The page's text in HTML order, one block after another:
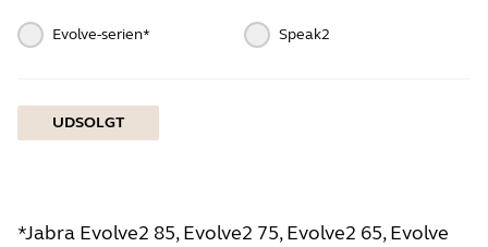
Evolve-serien* Speak2
UDSOLGT
*Jabra Evolve2 85, Evolve2 75, Evolve2 65, Evolve